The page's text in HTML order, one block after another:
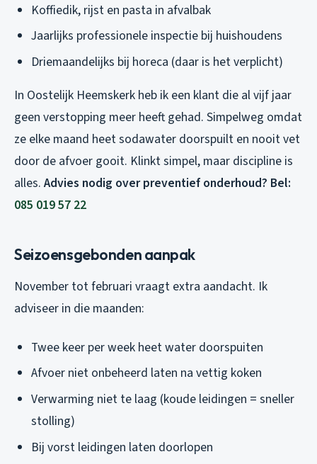
Koffiedik, rijst en pasta in afvalbak
Jaarlijks professionele inspectie bij huishoudens
Driemaandelijks bij horeca (daar is het verplicht)
In Oostelijk Heemskerk heb ik een klant die al vijf jaar
geen verstopping meer heeft gehad. Simpelweg omdat
ze elke maand heet sodawater doorspuilt en nooit vet
door de afvoer gooit. Klinkt simpel, maar discipline is
alles. Advies nodig over preventief onderhoud? Bel:
085 019 57 22
Seizoensgebonden aanpak
November tot februari vraagt extra aandacht. Ik
adviseer in die maanden:
Twee keer per week heet water doorspuiten
Afvoer niet onbeheerd laten na vettig koken
Verwarming niet te laag (koude leidingen = sneller
stolling)
Bij vorst leidingen laten doorlopen